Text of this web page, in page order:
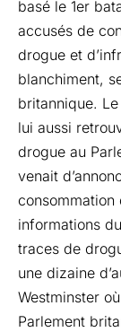
basé le 1er
accusés de
drogue et
blanchiment,
britannique.
lui aussi
drogue au
venait
consommation
informations du
traces de
une dizaine
Westminster
Parlement